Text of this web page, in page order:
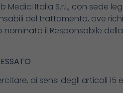
Italia S.r.l., con sede
del trattamento, ove
il Responsabile
ai sensi degli articoli 15